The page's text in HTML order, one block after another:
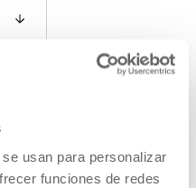
usan para personalizar
funciones de redes